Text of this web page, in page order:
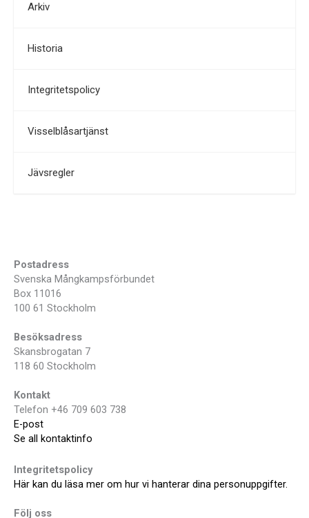
Arkiv
Historia
Integritetspolicy
Visselblåsartjänst
Jävsregler
Postadress
Svenska Mångkampsförbundet
Box 11016
100 61 Stockholm
Besöksadress
Skansbrogatan 7
118 60 Stockholm
Kontakt
Telefon +46 709 603 738
E-post
Se all kontaktinfo
Integritetspolicy
Här kan du läsa mer om hur vi hanterar dina personuppgifter.
Följ oss